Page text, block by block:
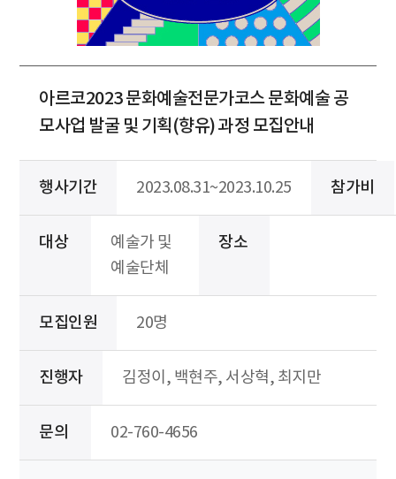
아르코2023 문화예술전문가코스 문화예술 공
모사업 발굴 및 기획(향유) 과정 모집안내
행사기간 2023.08.31~2023.10.25 참가비
대상
예술가 및
예술단체
장소
모집인원 20명
진행자 김정이, 백현주, 서상혁, 최지만
문의 02-760-4656